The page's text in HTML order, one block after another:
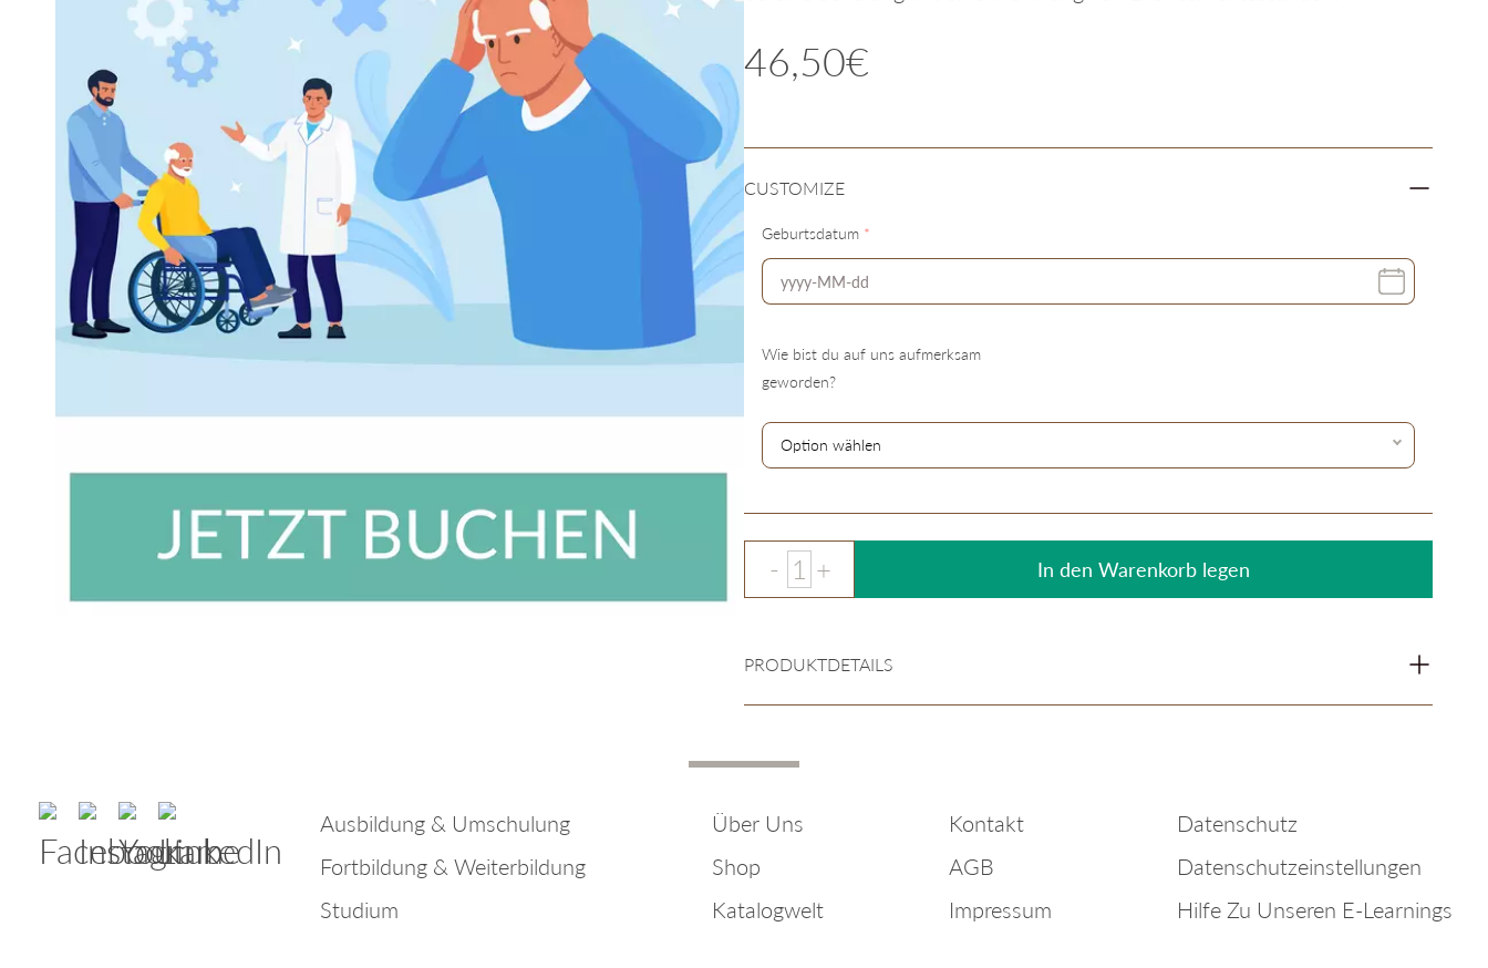
46,50€
CUSTOMIZE
Geburtsdatum *
Wie bist du auf uns aufmerksam
geworden?
In den Warenkorb legen
PRODUKTDETAILS
Ausbildung & Umschulung
Fortbildung & Weiterbildung
Studium
Über Uns
Shop
Katalogwelt
Kontakt
AGB
Impressum
Datenschutz
Datenschutzeinstellungen
Hilfe Zu Unseren E-Learnings